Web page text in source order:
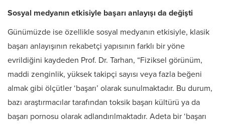
Sosyal medyanın etkisiyle başarı anlayışı da değişti
Günümüzde ise özellikle sosyal medyanın etkisiyle, klasik
başarı anlayışının rekabetçi yapısının farklı bir yöne
evrildiğini kaydeden Prof. Dr. Tarhan, “Fiziksel görünüm,
maddi zenginlik, yüksek takipçi sayısı veya fazla beğeni
almak gibi ölçütler ‘başarı’ olarak sunulmaktadır. Bu durum,
bazı araştırmacılar tarafından toksik başarı kültürü ya da
başarı pornosu olarak adlandırılmaktadır. Adeta bir ‘başarı